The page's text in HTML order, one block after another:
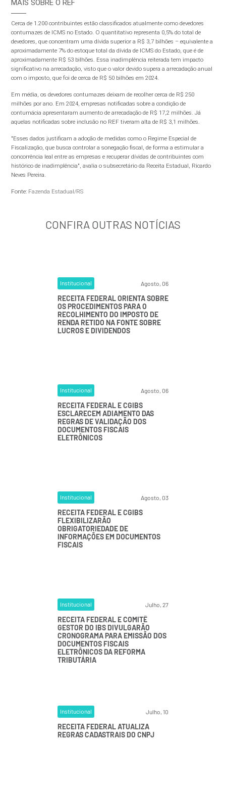
MAIS SOBRE O REF
Cerca de 1.200 contribuintes estão classificados atualmente como devedores
contumazes de ICMS no Estado. O quantitativo representa 0,5% do total de
devedores, que concentram uma dívida superior a R$ 3,7 bilhões – equivalente a
aproximadamente 7% do estoque total da dívida de ICMS do Estado, que é de
aproximadamente R$ 53 bilhões. Essa inadimplência reiterada tem impacto
significativo na arrecadação, visto que o valor devido supera a arrecadação anual
com o imposto, que foi de cerca de R$ 50 bilhões em 2024.
Em média, os devedores contumazes deixam de recolher cerca de R$ 250
milhões por ano. Em 2024, empresas notificadas sobre a condição de
contumácia apresentaram aumento de arrecadação de R$ 17,2 milhões. Já
aquelas notificadas sobre inclusão no REF tiveram alta de R$ 3,1 milhões.
"Esses dados justificam a adoção de medidas como o Regime Especial de
Fiscalização, que busca controlar a sonegação fiscal, de forma a estimular a
concorrência leal entre as empresas e recuperar dívidas de contribuintes com
histórico de inadimplência", avalia o subsecretário da Receita Estadual, Ricardo
Neves Pereira.
Fonte: Fazenda Estadual/RS
CONFIRA OUTRAS NOTÍCIAS
Institucional Agosto, 06
RECEITA FEDERAL ORIENTA SOBRE
OS PROCEDIMENTOS PARA O
RECOLHIMENTO DO IMPOSTO DE
RENDA RETIDO NA FONTE SOBRE
LUCROS E DIVIDENDOS
Institucional Agosto, 06
RECEITA FEDERAL E CGIBS
ESCLARECEM ADIAMENTO DAS
REGRAS DE VALIDAÇÃO DOS
DOCUMENTOS FISCAIS
ELETRÔNICOS
Institucional Agosto, 03
RECEITA FEDERAL E CGIBS
FLEXIBILIZARÃO
OBRIGATORIEDADE DE
INFORMAÇÕES EM DOCUMENTOS
FISCAIS
Institucional Julho, 27
RECEITA FEDERAL E COMITÊ
GESTOR DO IBS DIVULGARÃO
CRONOGRAMA PARA EMISSÃO DOS
DOCUMENTOS FISCAIS
ELETRÔNICOS DA REFORMA
TRIBUTÁRIA
Institucional Julho, 10
RECEITA FEDERAL ATUALIZA
REGRAS CADASTRAIS DO CNPJ